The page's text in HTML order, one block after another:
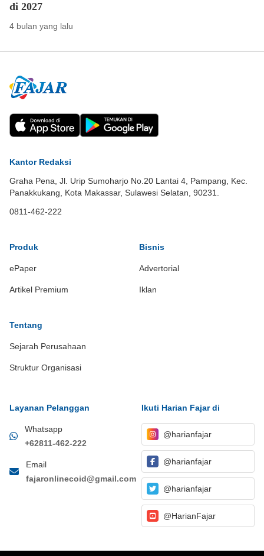
di 2027
4 bulan yang lalu
Kantor Redaksi
Graha Pena, Jl. Urip Sumoharjo No.20 Lantai 4, Pampang, Kec.
Panakkukang, Kota Makassar, Sulawesi Selatan, 90231.
0811-462-222
Produk
ePaper
Artikel Premium
Bisnis
Advertorial
Iklan
Tentang
Sejarah Perusahaan
Struktur Organisasi
Layanan Pelanggan
Whatsapp
+62811-462-222
Email
fajaronlinecoid@gmail.com
Ikuti Harian Fajar di
@harianfajar
@harianfajar
@harianfajar
@HarianFajar